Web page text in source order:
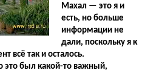
Махал — это я и
есть, но больше
информации не
дали, поскольку я к
всё так и осталось.
это был какой-то важный,